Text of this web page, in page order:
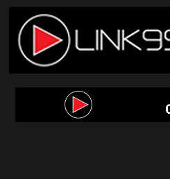
Skip
content
Link
95.5